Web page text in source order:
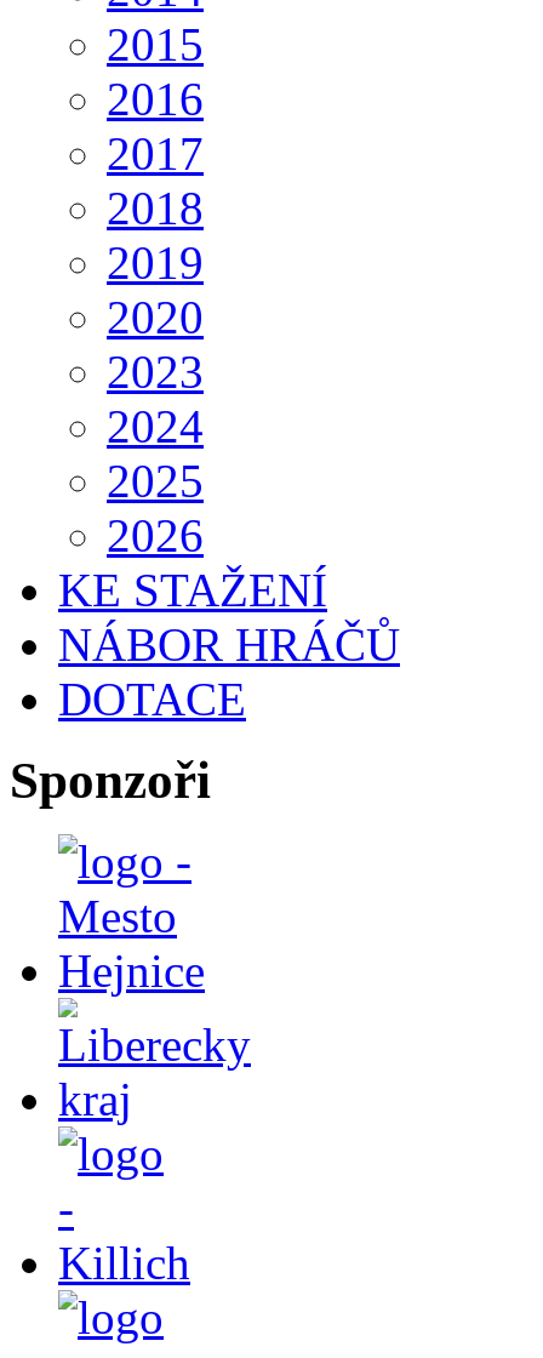
2015
2016
2017
2018
2019
2020
2023
2024
2025
2026
KE STAŽENÍ
NÁBOR HRÁČŮ
DOTACE
Sponzoři